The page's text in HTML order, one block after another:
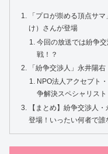
「プロが崇める頂点サ
け）さんが登場
今回の放送では紛争
戦！？
「紛争交渉人」永井陽
NPO法人アクセプト
争解決スペシャリスト
【まとめ】紛争交渉人
登場！いったい何者で